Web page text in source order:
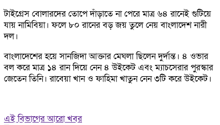
টাইগ্রেস বোলারদের তোপে দাঁড়াতে না পেরে মাত্র ৬৪ রানেই গুটিয়ে
যায় নামিবিয়া। ফলে ৮০ রানের বড় জয় তুলে নেয় বাংলাদেশ নারী
দল।
বাংলাদেশের হয়ে সানজিদা আক্তার মেঘলা ছিলেন দুর্দান্ত। ৪ ওভার
বল করে মাত্র ১৪ রান দিয়ে নেন ৪ উইকেট এবং ম্যাচসেরার পুরস্কার
জেতেন তিনি। রাবেয়া খান ও ফাহিমা খাতুন নেন ৩টি করে উইকেট।
এই বিভাগের আরো খবর